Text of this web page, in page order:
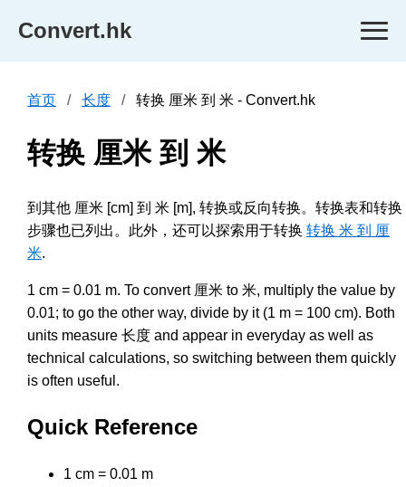
Convert.hk
首页 长度 转换 厘米 到 米 - Convert.hk
转换 厘米 到 米
到其他 厘米 [cm] 到 米 [m], 转换或反向转换。转换表和转换
步骤也已列出。此外，还可以探索用于转换 转换 米 到 厘
米.
1 cm = 0.01 m. To convert 厘米 to 米, multiply the value by
0.01; to go the other way, divide by it (1 m = 100 cm). Both
units measure 长度 and appear in everyday as well as
technical calculations, so switching between them quickly
is often useful.
Quick Reference
1 cm = 0.01 m